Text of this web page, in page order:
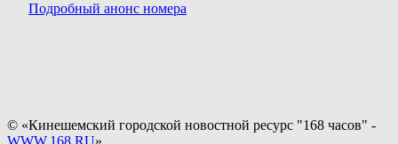
Подробный анонс номера
© «Кинешемский городской новостной ресурс "168 часов" -
WWW.168.RU»